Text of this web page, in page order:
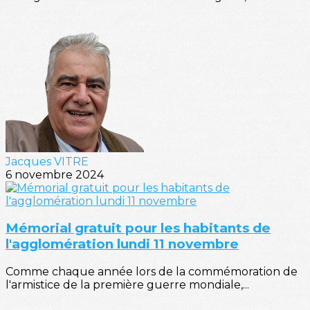
Jacques VITRE
6 novembre 2024
Mémorial gratuit pour les habitants de
l'agglomération lundi 11 novembre
Comme chaque année lors de la commémoration de
l'armistice de la première guerre mondiale,...